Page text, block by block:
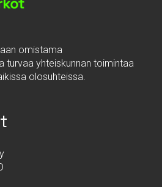
omistama
turvaa yhteiskunnan toimintaa
olosuhteissa.